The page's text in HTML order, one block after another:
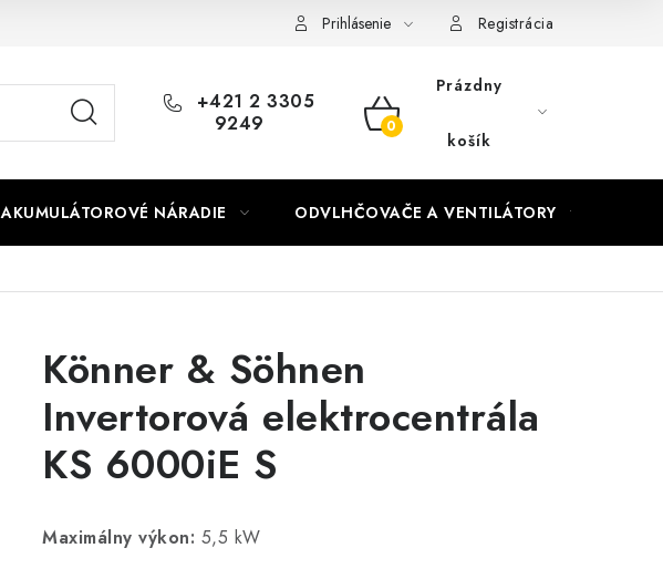
Prihlásenie Registrácia
+421 2 3305
9249
NÁKUPNÝ
Prázdny
košík
AKUMULÁTOROVÉ NÁRADIE ODVLHČOVAČE A VENTILÁTORY
Könner & Söhnen
Invertorová elektrocentrála
KS 6000iE S
Maximálny výkon: 5,5 kW